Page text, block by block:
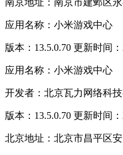
应用名称：小米游戏中心
版本：13.5.0.70 更新时间
应用名称：小米游戏中心
开发者：北京瓦力网络科
版本：13.5.0.70 更新时间
北京地址：北京市昌平区